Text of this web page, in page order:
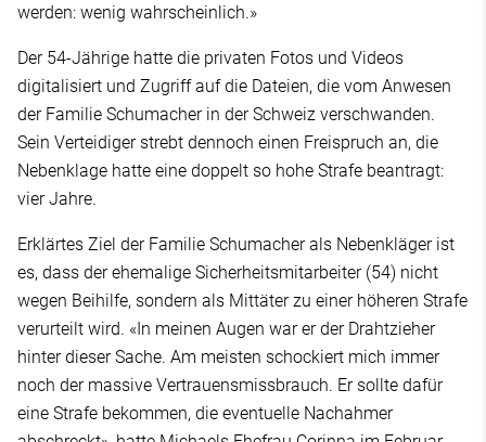
werden: wenig wahrscheinlich.»
Der 54-Jährige hatte die privaten Fotos und Videos
digitalisiert und Zugriff auf die Dateien, die vom Anwesen
der Familie Schumacher in der Schweiz verschwanden.
Sein Verteidiger strebt dennoch einen Freispruch an, die
Nebenklage hatte eine doppelt so hohe Strafe beantragt:
vier Jahre.
Erklärtes Ziel der Familie Schumacher als Nebenkläger ist
es, dass der ehemalige Sicherheitsmitarbeiter (54) nicht
wegen Beihilfe, sondern als Mittäter zu einer höheren Strafe
verurteilt wird. «In meinen Augen war er der Drahtzieher
hinter dieser Sache. Am meisten schockiert mich immer
noch der massive Vertrauensmissbrauch. Er sollte dafür
eine Strafe bekommen, die eventuelle Nachahmer